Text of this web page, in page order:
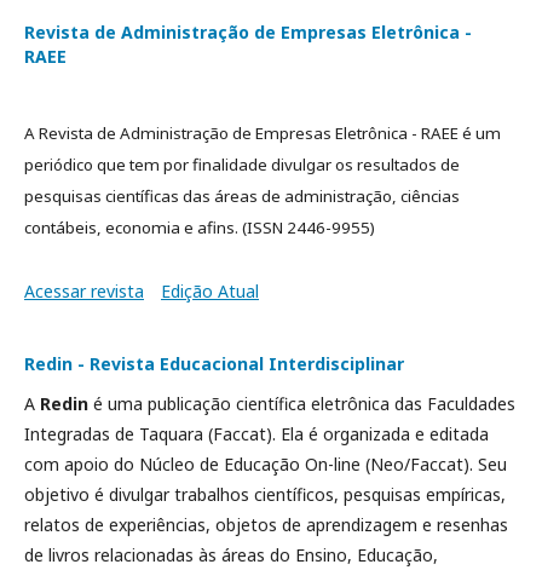
Revista de Administração de Empresas Eletrônica -
RAEE
A Revista de Administração de Empresas Eletrônica - RAEE é um
periódico que tem por finalidade divulgar os resultados de
pesquisas científicas das áreas de administração, ciências
contábeis, economia e afins. (ISSN 2446-9955)
Acessar revista Edição Atual
Redin - Revista Educacional Interdisciplinar
A Redin é uma publicação científica eletrônica das Faculdades
Integradas de Taquara (Faccat). Ela é organizada e editada
com apoio do Núcleo de Educação On-line (Neo/Faccat). Seu
objetivo é divulgar trabalhos científicos, pesquisas empíricas,
relatos de experiências, objetos de aprendizagem e resenhas
de livros relacionadas às áreas do Ensino, Educação,